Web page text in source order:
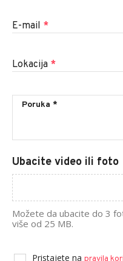
E-mail *
Lokacija *
Ubacite video ili foto
Možete da ubacite do 3
više od 25 MB.
Pristajete na